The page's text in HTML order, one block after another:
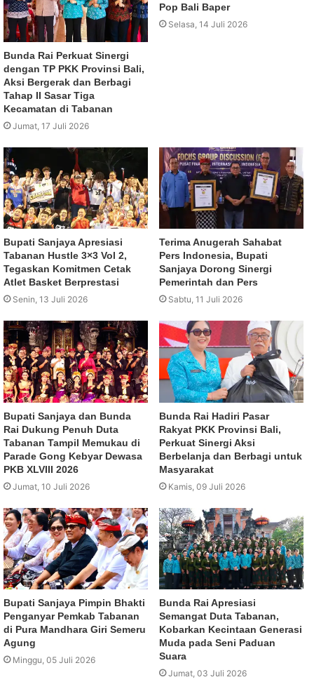
Bunda Rai Perkuat Sinergi
dengan TP PKK Provinsi Bali,
Aksi Bergerak dan Berbagi
Tahap II Sasar Tiga
Kecamatan di Tabanan
Jumat, 17 Juli 2026
Pop Bali Baper
Selasa, 14 Juli 2026
Bupati Sanjaya Apresiasi
Tabanan Hustle 3×3 Vol 2,
Tegaskan Komitmen Cetak
Atlet Basket Berprestasi
Senin, 13 Juli 2026
Terima Anugerah Sahabat
Pers Indonesia, Bupati
Sanjaya Dorong Sinergi
Pemerintah dan Pers
Sabtu, 11 Juli 2026
Bupati Sanjaya dan Bunda
Rai Dukung Penuh Duta
Tabanan Tampil Memukau di
Parade Gong Kebyar Dewasa
PKB XLVIII 2026
Jumat, 10 Juli 2026
Bunda Rai Hadiri Pasar
Rakyat PKK Provinsi Bali,
Perkuat Sinergi Aksi
Berbelanja dan Berbagi untuk
Masyarakat
Kamis, 09 Juli 2026
Bupati Sanjaya Pimpin Bhakti
Penganyar Pemkab Tabanan
di Pura Mandhara Giri Semeru
Agung
Minggu, 05 Juli 2026
Bunda Rai Apresiasi
Semangat Duta Tabanan,
Kobarkan Kecintaan Generasi
Muda pada Seni Paduan
Suara
Jumat, 03 Juli 2026